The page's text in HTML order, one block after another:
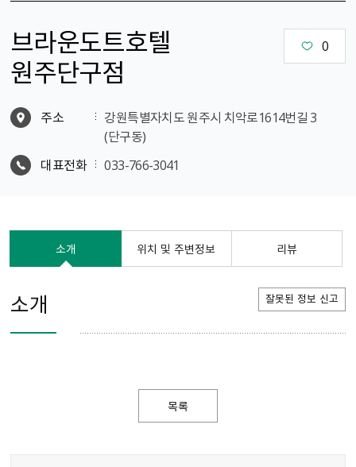
브라운도트호텔
원주단구점
0
주소
강원특별자치도 원주시 치악로1614번길 3
(단구동)
대표전화
033-766-3041
소개 위치 및 주변정보 리뷰
소개 잘못된 정보 신고
목록